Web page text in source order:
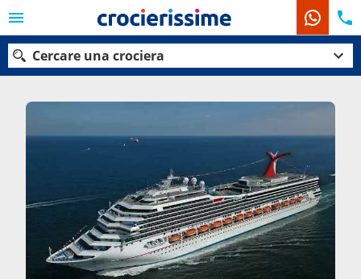
Cercare una crociera
Le nostre destinazioni
Compagnie
Ricerca